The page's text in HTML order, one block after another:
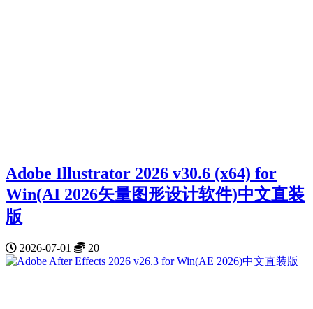
Adobe Illustrator 2026 v30.6 (x64) for
Win(AI 2026矢量图形设计软件)中文直装
版
2026-07-01 20